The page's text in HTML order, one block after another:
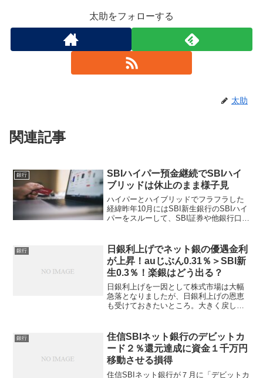
太助をフォローする
太助
関連記事
銀行
SBIハイパー預金継続でSBIハイ
ブリッドは休止のまま様子見
ハイパーとハイブリッドでフラフラした
経緯昨年10月にはSBI新生銀行のSBIハイ
パーをスルーして、SBI証券や他銀行口座
し、SBI新生銀行がハイパー開設キャン
ペ...
銀行
日銀利上げでネット銀の優遇金利
が上昇！auじぶん0.31％＞SBI新
生0.3％！楽銀はどう出る？
日銀利上げを一因として株式市場は大幅
急落となりましたが、日銀利上げの恩恵
も受けておきたいところ。大きく戻して
りで外貨建て資産の減少には大きく貢献
しています。預金金...
銀行
住信SBIネット銀行のデビットカ
ード２％還元達成に資金１千万円
移動させる損得
住信SBIネット銀行が７月に「デビットカ